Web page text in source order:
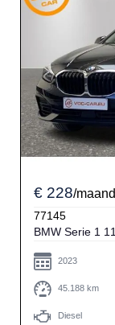
€ 228/maand
77145
2023
45.188 km
Diesel